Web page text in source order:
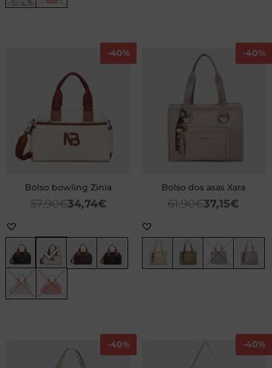
-40%
Bolso bowling Zinia
57,90€34,74€
-40%
Bolso dos asas Xara
61,90€37,15€
-40% -40%